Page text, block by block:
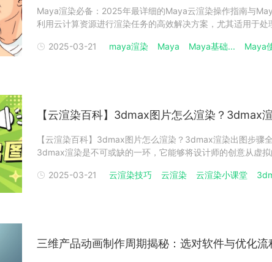
Maya渲染必备：2025年最详细的Maya云渲染操作指南与
利用云计算资源进行渲染任务的高效解决方案，尤其适用于处
件，包括Maya。以下是使用瑞云渲染进行Maya云渲染操作指
2025-03-21 maya渲染 Maya Maya基础... Maya
【云渲染百科】3dmax图片怎么渲染？3dmax
【云渲染百科】3dmax图片怎么渲染？3dmax渲染出图步骤
3dmax渲染是不可或缺的一环，它能够将设计师的创意从虚
详细盘点3dmax渲染出图的步骤，帮助您轻松掌握这一关键
2025-03-21 云渲染技巧 云渲染 云渲染小课堂
三维产品动画制作周期揭秘：选对软件与优化